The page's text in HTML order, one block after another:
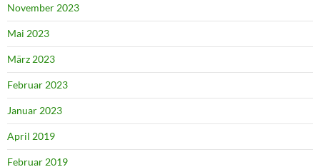
November 2023
Mai 2023
März 2023
Februar 2023
Januar 2023
April 2019
Februar 2019